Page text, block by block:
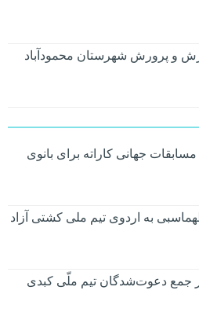
و پرورش شهرستان محمودآباد
جهانی کاراته برای بانوی
به اردوی تیم ملی کشتی آزاد
جمع دعوت‌شدگان تیم ملّی کبدی